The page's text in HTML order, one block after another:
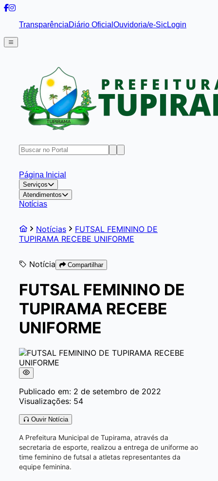
TransparênciaDiário Oficial Ouvidoria/e-SicLogin
Página Inicial
Serviços
Atendimentos
Notícias
Notícias
FUTSAL FEMININO DE
TUPIRAMA RECEBE UNIFORME
Notícia Compartilhar
FUTSAL FEMININO DE
TUPIRAMA RECEBE
UNIFORME
Publicado em: 2 de setembro de 2022
Visualizações: 54
Ouvir Notícia
A Prefeitura Municipal de Tupirama, através da
secretaria de esporte, realizou a entrega de uniforme ao
time feminino de futsal a atletas representantes da
equipe feminina.